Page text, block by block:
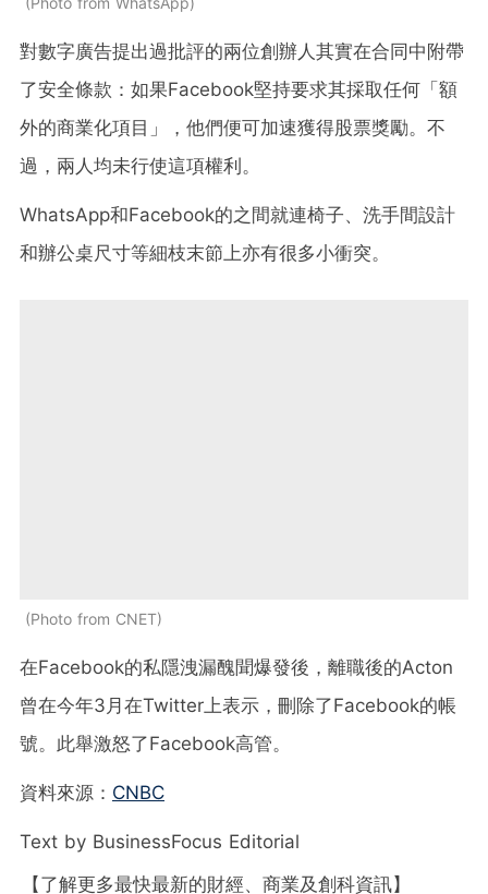
對數字廣告提出過批評的兩位創辦人其實在合同中附帶
了安全條款：如果Facebook堅持要求其採取任何「額
外的商業化項目」，他們便可加速獲得股票獎勵。不
過，兩人均未行使這項權利。
WhatsApp和Facebook的之間就連椅子、洗手間設計
和辦公桌尺寸等細枝末節上亦有很多小衝突。
Photo from CNET
在Facebook的私隱洩漏醜聞爆發後，離職後的Acton
曾在今年3月在Twitter上表示，刪除了Facebook的帳
號。此舉激怒了Facebook高管。
資料來源： CNBC
Text by BusinessFocus Editorial
【了解更多最快最新的財經、商業及創科資訊】